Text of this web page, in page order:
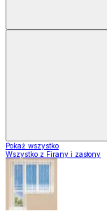
Pokaż wszystko
Wszystko z Firany i zasłony